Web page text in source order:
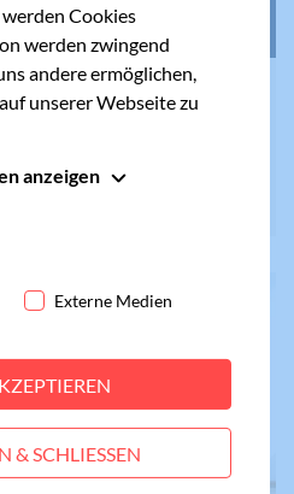
Wie du
zuzuhören
Cookies
werden zwingend
andere ermöglichen,
unserer Webseite zu
benötigt. Dadurch ist
einwandfrei
uns zu verstehen, wie
interagieren,
anzeigen
Externe Medien
& SCHLIESSEN